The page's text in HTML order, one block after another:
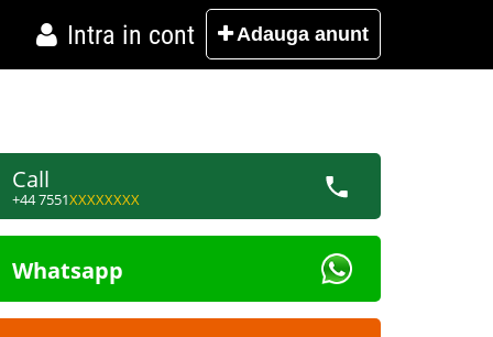
Intra in cont Adauga anunt
Call
+44 7551XXXXXXXX
Whatsapp